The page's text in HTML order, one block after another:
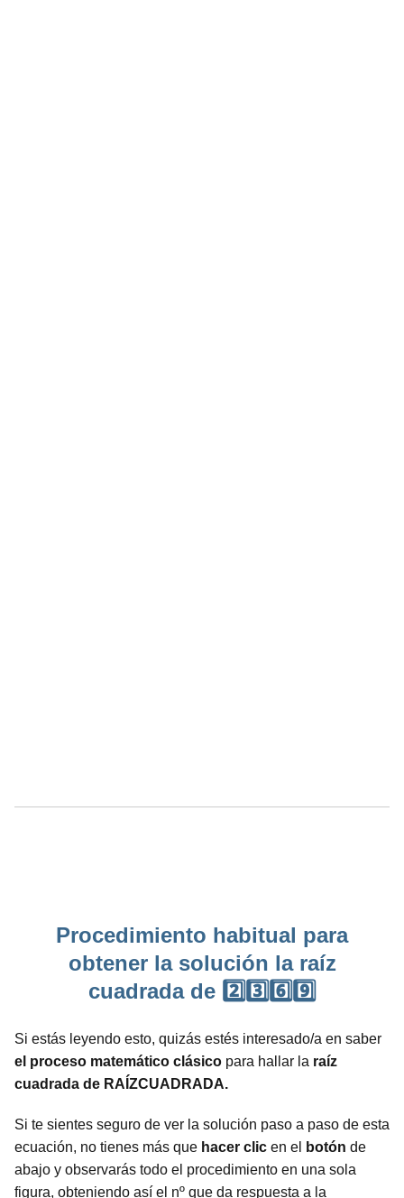
Procedimiento habitual para
obtener la solución la raíz
cuadrada de 2️⃣3️⃣6️⃣9️⃣
Si estás leyendo esto, quizás estés interesado/a en saber
el proceso matemático clásico para hallar la raíz
cuadrada de RAÍZCUADRADA.
Si te sientes seguro de ver la solución paso a paso de esta
ecuación, no tienes más que hacer clic en el botón de
abajo y observarás todo el procedimiento en una sola
figura, obteniendo así el nº que da respuesta a la